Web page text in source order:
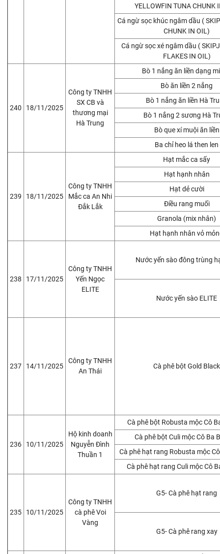
YELLOWFIN TUNA CHUNK
Cá ngừ sọc khúc ngâm dầu (
CHUNK IN OIL)
Cá ngừ sọc xé ngâm dầu (
FLAKES IN OIL)
240 18/11/2025
Công ty TNHH
SX CB và
thương mại
Hà Trung
Bò 1 nắng ăn liền dạng
Bò ăn liền 2 nắng
Bò 1 nắng ăn liền Hà
Bò 1 nắng 2 sương Hà
Bò que xí muội ăn liền
Ba chỉ heo lá then len
239 18/11/2025
Công ty TNHH
Mắc ca An Nhi
Đắk Lắk
Hạt mắc ca sấy
Hạt hạnh nhân
Hạt dẻ cười
Điều rang muối
Granola (mix nhân)
Hạt hạnh nhân vỏ
238 17/11/2025
Công ty TNHH
Yến Ngọc
ELITE
Nước yến sào đông trùng
Nước yến sào ELITE
237 14/11/2025
Công ty TNHH
An Thái
Cà phê bột Gold Black
236 10/11/2025
Hộ kinh doanh
Nguyễn Đình
Thuần 1
Cà phê bột Robusta mộc Cô
Cà phê bột Culi mộc Cô Ba
Cà phê hạt rang Robusta mộc
Cà phê hạt rang Culi mộc Cô
235 10/11/2025
Công ty TNHH
cà phê Voi
Vàng
G5- Cà phê hạt rang
G5- Cà phê rang xay